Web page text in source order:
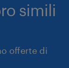
simili
offerte di